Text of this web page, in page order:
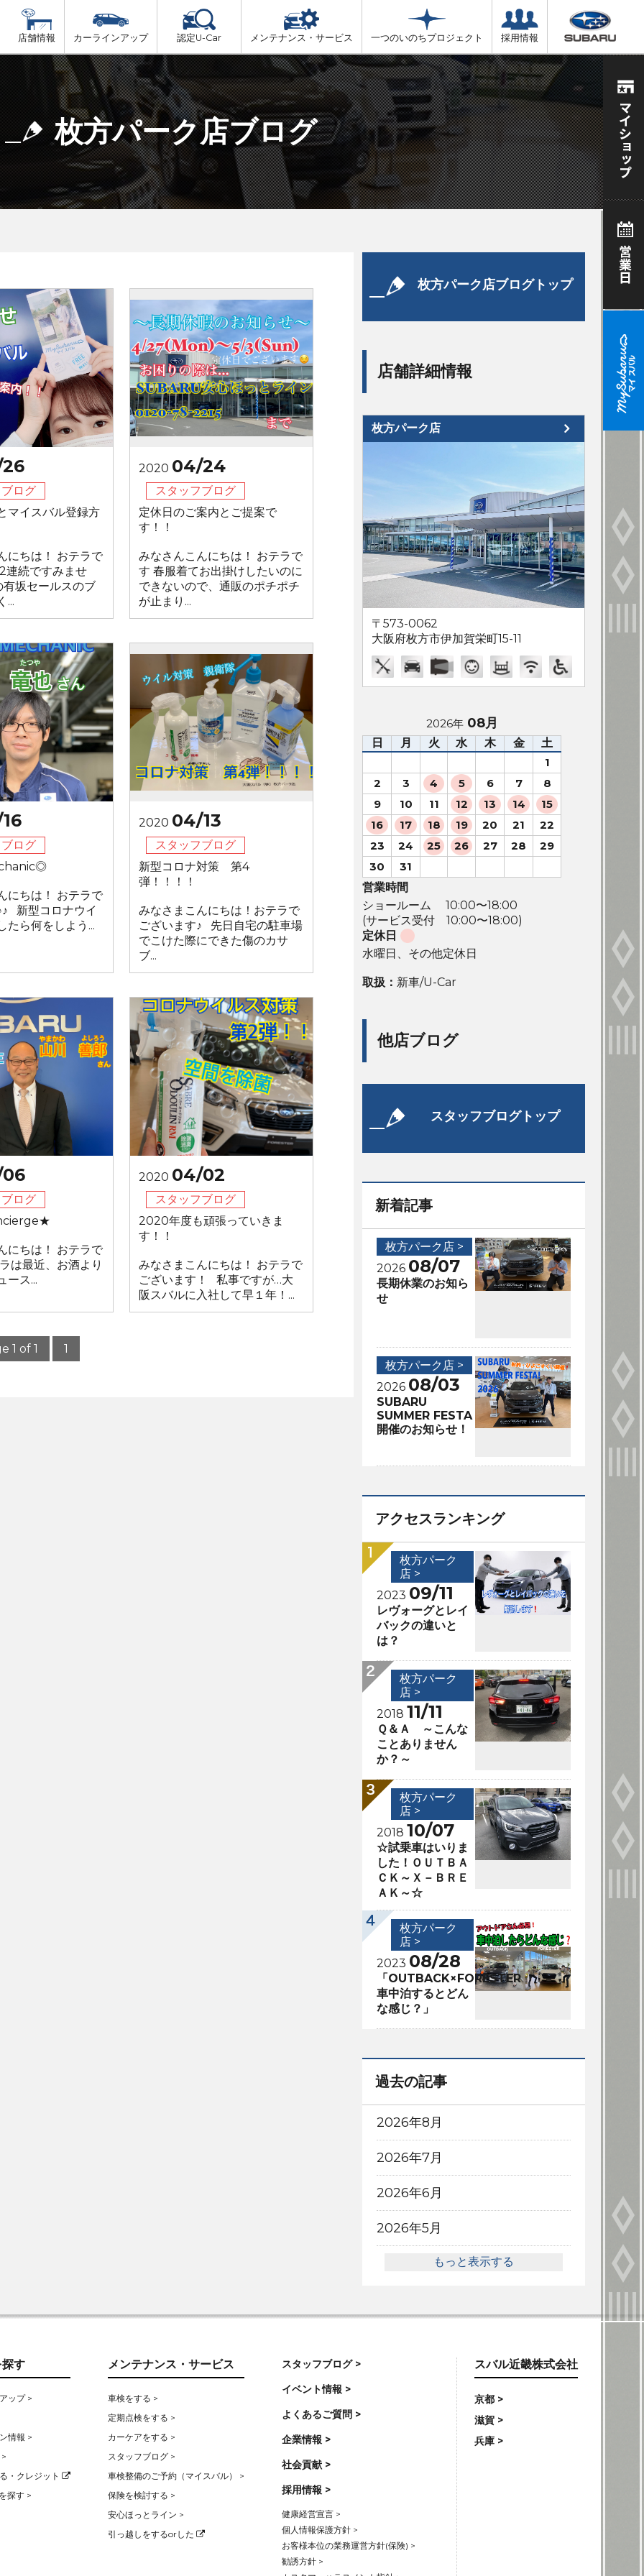
店舗情報
覧 大阪府北部
大阪府市内
大阪府南部
カーラインアップ 認定U-Car メンテナンス・サービス
ス 車検（法定24か月点検）
法定 12ヶ月 点検
6ヶ月ごとの セーフティ チェック
車検 3ヶ月前 無料診断
一つのいのちプロジェクト 採用情報
枚方パーク店ブログ
ログ
マイスバル登録方
にちは！ おテラで
連続ですみませ
坂セールスのブ
...
2020 04/24
スタッフブログ
定休日のご案内とご提案で
す！！
みなさんこんにちは！ おテラで
す 春服着てお出掛けしたいのに
できないので、通販のポチポチ
が止まり...
ログ
にちは！ おテラで
新型コロナウイ
たら何をしよう...
2020 04/13
スタッフブログ
新型コロナ対策 第4
弾！！！！
みなさまこんにちは！おテラで
ございます♪ 先日自宅の駐車場
でこけた際にできた傷のカサ
ブ...
ログ
にちは！ おテラで
最近、お酒より
ース...
2020 04/02
スタッフブログ
2020年度も頑張っていきま
す！！
みなさまこんにちは！ おテラで
ございます！ 私事ですが…大
阪スバルに入社して早１年！...
1 of 1 1
枚方パーク店ブログトップ
店舗詳細情報
枚方パーク店
〒573-0062
大阪府枚方市伊加賀栄町15-11
2026年 08月
日 月 火 水 木 金 土
1
2
3 4 5 6 7
8
9
10 11 12 13 14
15
16
17 18 19 20 21
22
23
24 25 26 27 28
29
30
31
営業時間
ショールーム 10:00〜18:00
(サービス受付 10:00〜18:00)
定休日
水曜日、その他定休日
取扱： 新車/U-Car
他店ブログ
スタッフブログトップ
新着記事
枚方パーク店 >
2026 08/07
長期休業のお知ら
せ
枚方パーク店 >
2026 08/03
SUBARU
SUMMER FESTA
開催のお知らせ！
アクセスランキング
枚方パーク
店 >
2023 09/11
レヴォーグとレイ
バックの違いと
は？
枚方パーク
店 >
2018 11/11
Ｑ＆Ａ ～こんな
ことありません
か？～
枚方パーク
店 >
2018 10/07
☆試乗車はいりま
した！ＯＵＴＢＡ
ＣＫ～Ｘ－ＢＲＥ
ＡＫ～☆
枚方パーク
店 >
2023 08/28
「OUTBACK×FORESTER
車中泊するとどん
な感じ？」
過去の記事
2026年8月
2026年7月
2026年6月
2026年5月
もっと表示する
す
ップ >
情報 >
・クレジット
探す >
メンテナンス・サービス
車検をする >
定期点検をする >
カーケアをする >
スタッフブログ >
車検整備のご予約（マイスバル） >
保険を検討する >
安心ほっとライン >
引っ越しをするorした
スタッフブログ >
イベント情報 >
よくあるご質問 >
企業情報 >
社会貢献 >
採用情報 >
健康経営宣言 >
個人情報保護方針 >
お客様本位の業務運営方針(保険) >
勧誘方針 >
スバル近畿株式会社
京都 >
滋賀 >
兵庫 >